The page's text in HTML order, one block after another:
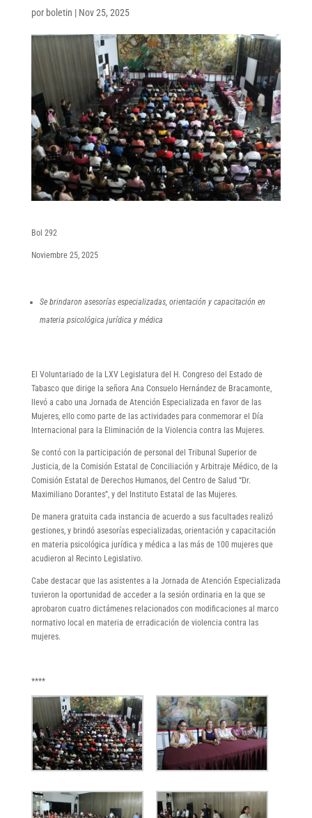
por boletin | Nov 25, 2025
Bol 292
Noviembre 25, 2025
Se brindaron asesorías especializadas, orientación y capacitación en
materia psicológica jurídica y médica
El Voluntariado de la LXV Legislatura del H. Congreso del Estado de
Tabasco que dirige la señora Ana Consuelo Hernández de Bracamonte,
llevó a cabo una Jornada de Atención Especializada en favor de las
Mujeres, ello como parte de las actividades para conmemorar el Día
Internacional para la Eliminación de la Violencia contra las Mujeres.
Se contó con la participación de personal del Tribunal Superior de
Justicia, de la Comisión Estatal de Conciliación y Arbitraje Médico, de la
Comisión Estatal de Derechos Humanos, del Centro de Salud “Dr.
Maximiliano Dorantes”, y del Instituto Estatal de las Mujeres.
De manera gratuita cada instancia de acuerdo a sus facultades realizó
gestiones, y brindó asesorías especializadas, orientación y capacitación
en materia psicológica jurídica y médica a las más de 100 mujeres que
acudieron al Recinto Legislativo.
Cabe destacar que las asistentes a la Jornada de Atención Especializada
tuvieron la oportunidad de acceder a la sesión ordinaria en la que se
aprobaron cuatro dictámenes relacionados con modificaciones al marco
normativo local en materia de erradicación de violencia contra las
mujeres.
****